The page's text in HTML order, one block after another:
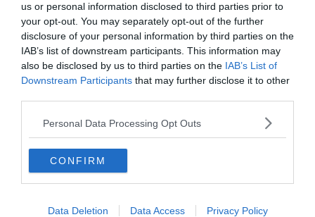
us or personal information disclosed to third parties prior to
your opt-out. You may separately opt-out of the further
disclosure of your personal information by third parties on the
IAB’s list of downstream participants. This information may
also be disclosed by us to third parties on the IAB’s List of
Downstream Participants that may further disclose it to other
Personal Data Processing Opt Outs
CONFIRM
Data Deletion Data Access Privacy Policy
I più letti
L'assalto al lago glaciale del Sorapiss:
un turista ci entra anche col sup
Calceranica, bimbo e papà recuperati
nel lago a 8 metri di profondità